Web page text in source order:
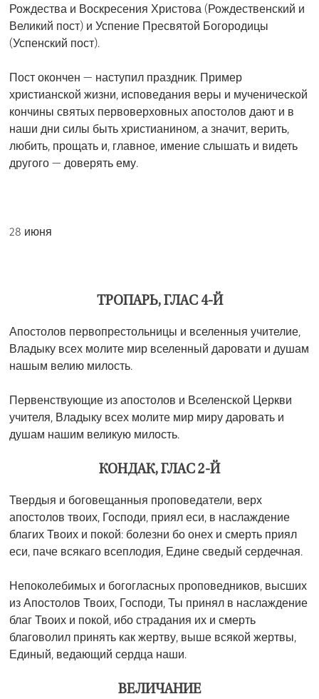
Рождества и Воскресения Христова (Рождественский и
Великий пост) и Успение Пресвятой Богородицы
(Успенский пост).
Пост окончен — наступил праздник. Пример
христианской жизни, исповедания веры и мученической
кончины святых первоверховных апостолов дают и в
наши дни силы быть христианином, а значит, верить,
любить, прощать и, главное, имение слышать и видеть
другого — доверять ему.
28 июня
ТРОПАРЬ, ГЛАС 4-Й
Апостолов первопрестольницы и вселенныя учителие,
Владыку всех молите мир вселенный даровати и душам
нашым велию милость.
Первенствующие из апостолов и Вселенской Церкви
учителя, Владыку всех молите мир миру даровать и
душам нашим великую милость.
КОНДАК, ГЛАС 2-Й
Твердыя и боговещанныя проповедатели, верх
апостолов твоих, Господи, приял еси, в наслаждение
благих Твоих и покой: болезни бо онех и смерть приял
еси, паче всякаго всеплодия, Едине сведый сердечная.
Непоколебимых и богогласных проповедников, высших
из Апостолов Твоих, Господи, Ты принял в наслаждение
благ Твоих и покой, ибо страдания их и смерть
благоволил принять как жертву, выше всякой жертвы,
Единый, ведающий сердца наши.
ВЕЛИЧАНИЕ